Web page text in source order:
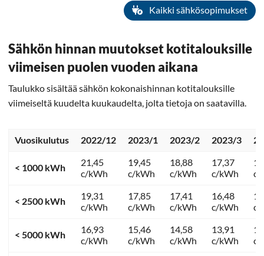
Kaikki sähkösopimukset
Sähkön hinnan muutokset kotitalouksille
viimeisen puolen vuoden aikana
Taulukko sisältää sähkön kokonaishinnan kotitalouksille
viimeiseltä kuudelta kuukaudelta, jolta tietoja on saatavilla.
Vuosikulutus 2022/12 2023/1 2023/2 2023/3
< 1000 kWh
21,45
c/kWh
19,45
c/kWh
18,88
c/kWh
17,37
c/kWh
c/
< 2500 kWh
19,31
c/kWh
17,85
c/kWh
17,41
c/kWh
16,48
c/kWh
c/
< 5000 kWh
16,93
c/kWh
15,46
c/kWh
14,58
c/kWh
13,91
c/kWh
c/